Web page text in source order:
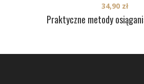
Praktyczne metody
34,90 zł